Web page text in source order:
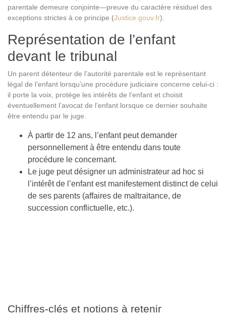
parentale demeure conjointe—preuve du caractère résiduel des
exceptions strictes à ce principe (Justice.gouv.fr).
Représentation de l’enfant
devant le tribunal
Un parent détenteur de l’autorité parentale est le représentant
légal de l’enfant lorsqu’une procédure judiciaire concerne celui-ci :
il porte la voix, protège les intérêts de l’enfant et choisit
éventuellement l’avocat de l’enfant lorsque ce dernier souhaite
être entendu par le juge.
À partir de 12 ans, l’enfant peut demander
personnellement à être entendu dans toute
procédure le concernant.
Le juge peut désigner un administrateur ad hoc si
l’intérêt de l’enfant est manifestement distinct de celui
de ses parents (affaires de maltraitance, de
succession conflictuelle, etc.).
Chiffres-clés et notions à retenir